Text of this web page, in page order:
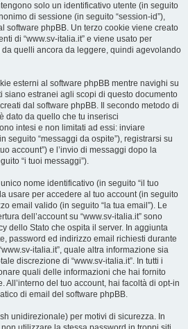
solo un identificativo utente (in seguito
di sessione (in seguito “session-id”),
software phpBB. Un terzo cookie viene creato
di “www.sv-italia.it” e viene usato per
quelli ancora da leggere, quindi agevolando
esterni al software phpBB mentre navighi su
siano estranei agli scopi di questo documento
dal software phpBB. Il secondo metodo di
dato da quello che tu inserisci
intesi e non limitati ad essi: inviare
seguito “messaggi da ospite”), registrarsi su
account”) e l’invio di messaggi dopo la
“i tuoi messaggi”).
nome identificativo (in seguito “il tuo
usare per accedere al tuo account (in seguito
email valido (in seguito “la tua email”). Le
dell’account su “www.sv-italia.it” sono
dello Stato che ospita il server. In aggiunta
password ed indirizzo email richiesti durante
italia.it”, quale altra informazione sia
discrezione di “www.sv-italia.it”. In tutti i
quali delle informazioni che hai fornito
All’interno del tuo account, hai facoltà di opt-in
di email del software phpBB.
unidirezionale) per motivi di sicurezza. In